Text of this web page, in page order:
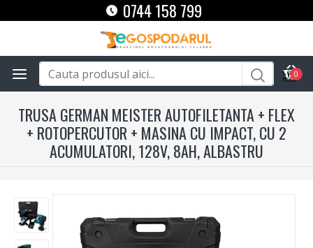
0744 158 799
0
TRUSA GERMAN MEISTER AUTOFILETANTA + FLEX
+ ROTOPERCUTOR + MASINA CU IMPACT, CU 2
ACUMULATORI, 128V, 8AH, ALBASTRU